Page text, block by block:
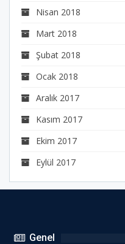
Nisan 2018
Mart 2018
Şubat 2018
Ocak 2018
Aralık 2017
Kasım 2017
Ekim 2017
Eylül 2017
Genel